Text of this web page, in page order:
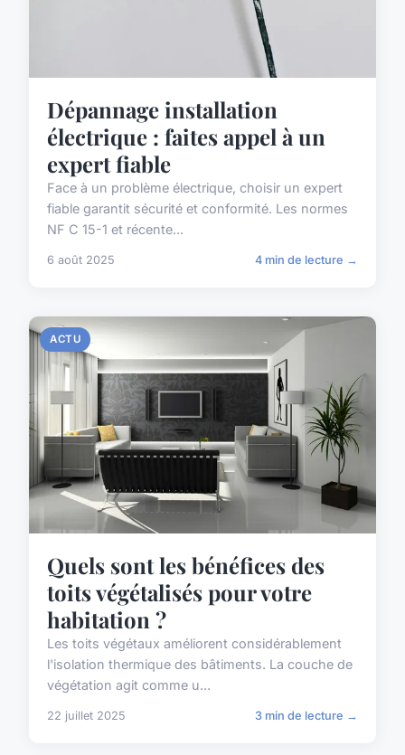
Dépannage installation
électrique : faites appel à un
expert fiable
Face à un problème électrique, choisir un expert
fiable garantit sécurité et conformité. Les normes
NF C 15-1 et récente...
6 août 2025 4 min de lecture →
ACTU
Quels sont les bénéfices des
toits végétalisés pour votre
habitation ?
Les toits végétaux améliorent considérablement
l'isolation thermique des bâtiments. La couche de
végétation agit comme u...
22 juillet 2025 3 min de lecture →